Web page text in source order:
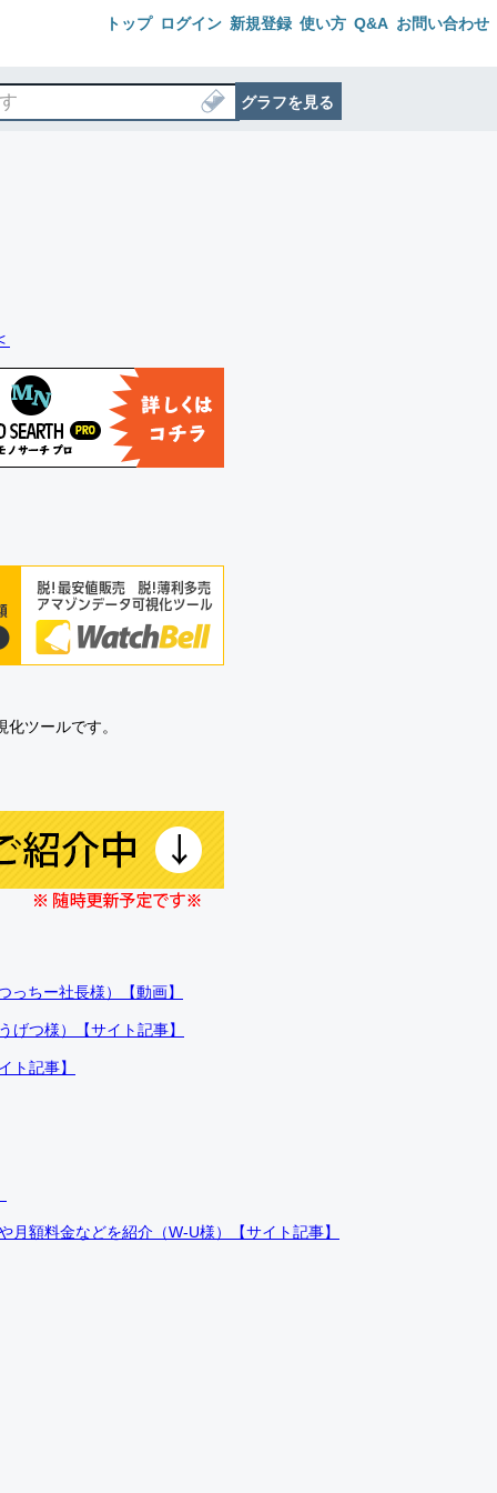
トップ ログイン 新規登録 使い方 Q&A お問い合わせ
グラフを見る
ツールです。
ちー社長様）【動画】
げつ様）【サイト記事】
ト記事】
額料金などを紹介（W-U様）【サイト記事】